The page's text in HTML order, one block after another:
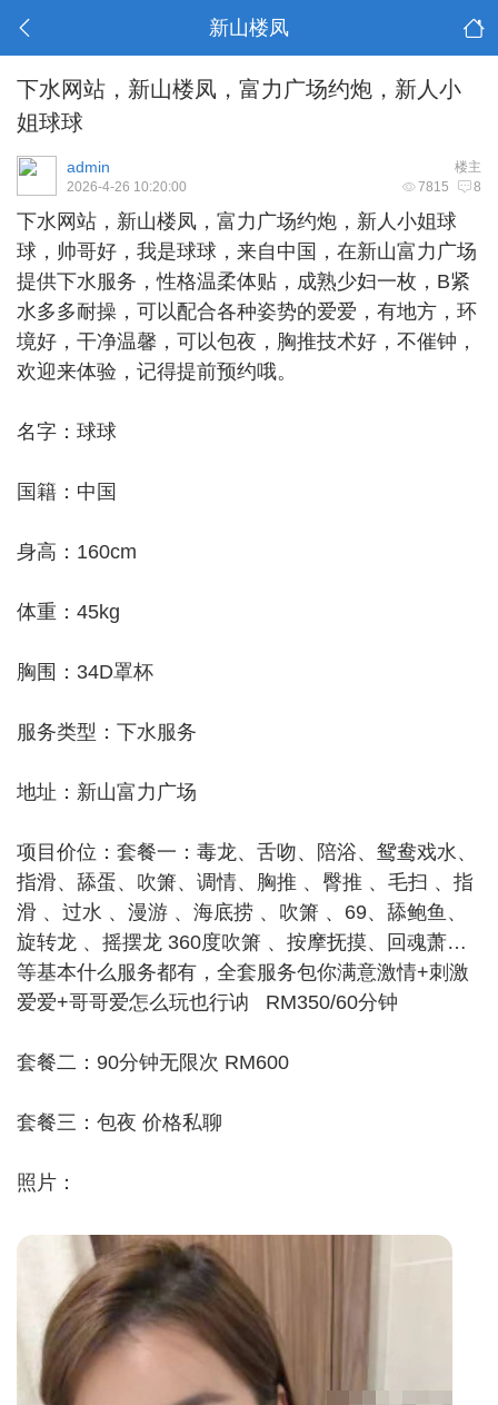
新山楼凤
下水网站，新山楼凤，富力广场约炮，新人小
姐球球
楼主
admin
7815 8
2026-4-26 10:20:00
下水网站 ， 新山楼凤 ，富力广场约炮，新人小姐球
球，帅哥好，我是球球，来自中国，在新山富力广场
提供下水服务，性格温柔体贴，成熟少妇一枚，B紧
水多多耐操，可以配合各种姿势的爱爱，有地方，环
境好，干净温馨，可以包夜，胸推技术好，不催钟，
欢迎来体验，记得提前预约哦。
名字：球球
国籍：中国
身高：160cm
体重：45kg
胸围：34D罩杯
服务类型：下水服务
地址：新山富力广场
项目价位：套餐一：毒龙、舌吻、陪浴、鸳鸯戏水、
指滑、舔蛋、吹箫、调情、胸推 、臀推 、毛扫 、指
滑 、过水 、漫游 、海底捞 、吹箫 、69、舔鲍鱼、
旋转龙 、摇摆龙 360度吹箫 、按摩抚摸、回魂萧…
等基本什么服务都有，全套服务包你满意激情+刺激
爱爱+哥哥爱怎么玩也行讷 RM350/60分钟
套餐二：90分钟无限次 RM600
套餐三：包夜 价格私聊
照片：